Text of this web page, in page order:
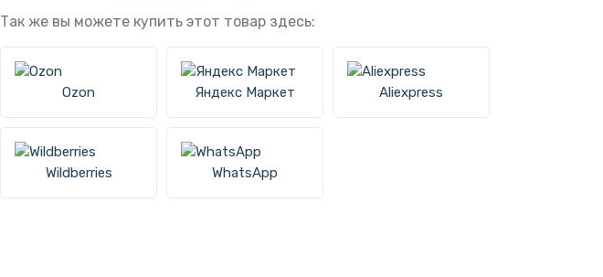
Так же вы можете купить этот товар здесь:
Ozon Яндекс Маркет Aliexpress
Wildberries WhatsApp